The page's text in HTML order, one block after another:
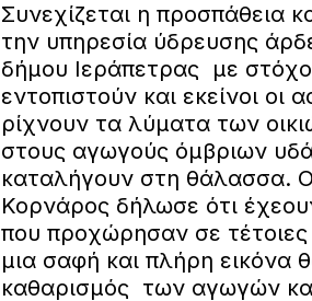
Συνεχίζεται η προσπάθεια
την υπηρεσία ύδρευσης
δήμου Ιεράπετρας με
εντοπιστούν και εκείνοι οι
ρίχνουν τα λύματα των
στους αγωγούς όμβριων
καταλήγουν στη θάλασσα.
Κορνάρος δήλωσε ότι
που προχώρησαν σε
μια σαφή και πλήρη εικόνα
καθαρισμός των αγωγών